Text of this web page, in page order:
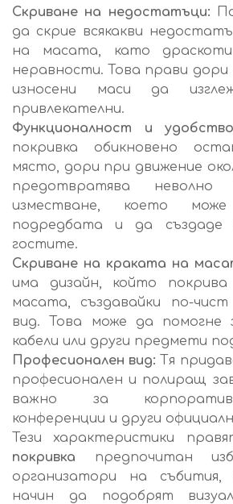
Скриване на недостатъци:
да скрие всякакви
на масата, като
неравности. Това прави
износени маси да
привлекателни.
Функционалност и
покривка обикновено
място, дори при движение
предотвратява неволно
изместване, което
подредбата и да създаде
гостите.
Скриване на краката на
има дизайн, който
масата, създавайки по-
вид. Това може да помогне
кабели или други предмети
Професионален вид: Тя
професионален и полиращ
важно за
конференции и други
Тези характеристики
покривка предпочитан
организатори на
начин да подобрят